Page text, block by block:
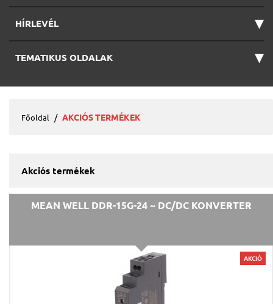
HÍRLEVÉL ▾
TEMATIKUS OLDALAK ▾
Főoldal AKCIÓS TERMÉKEK
Akciós termékek
MEAN WELL DDR-15G-24 ~ DC/DC KONVERTER
AKCIÓ